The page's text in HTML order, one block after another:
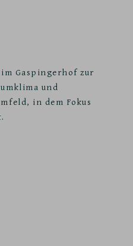
Gaspingerhof zur
und
in dem Fokus